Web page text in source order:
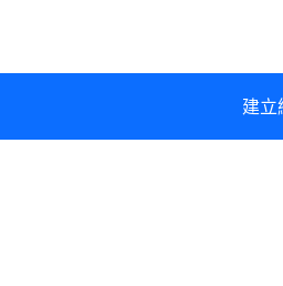
建立